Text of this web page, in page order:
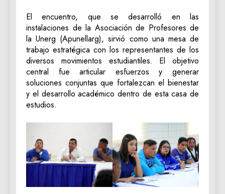
El encuentro, que se desarrolló en las
instalaciones de la Asociación de Profesores de
la Unerg (Apunellarg), sirvió como una mesa de
trabajo estratégica con los representantes de los
diversos movimientos estudiantiles. El objetivo
central fue articular esfuerzos y generar
soluciones conjuntas que fortalezcan el bienestar
y el desarrollo académico dentro de esta casa de
estudios.